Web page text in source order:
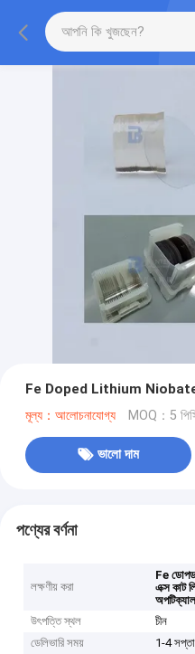
Fe Doped Lithium Niobate
মূল্য：আলোচনাযোগ্য MOQ：5
ভালো দাম
পণ্যের বর্ণনা
লক্ষণীয় করা
Fe ডোপড
এক্স কাট
উৎপত্তি স্থল
চীন
ডেলিভারি সময়
1-4